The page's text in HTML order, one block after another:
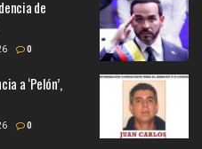
de
0
a ‘Pelón’,
0